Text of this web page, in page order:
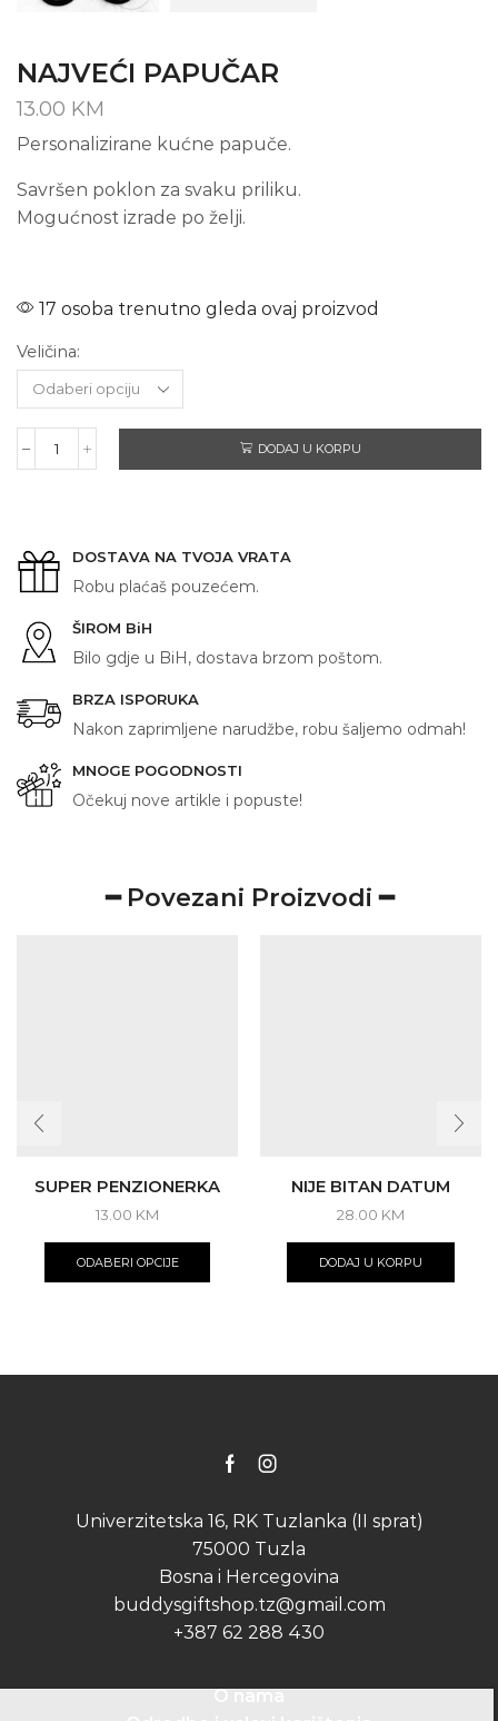
NAJVEĆI PAPUČAR
13.00 KM
Personalizirane kućne papuče.
Savršen poklon za svaku priliku.
Mogućnost izrade po želji.
17 osoba trenutno gleda ovaj proizvod
Veličina:
NAJVEĆI
DODAJ U KORPU
DOSTAVA NA TVOJA VRATA
Robu plaćaš pouzećem.
ŠIROM BiH
Bilo gdje u BiH, dostava brzom poštom.
BRZA ISPORUKA
Nakon zaprimljene narudžbe, robu šaljemo odmah!
MNOGE POGODNOSTI
Očekuj nove artikle i popuste!
━ Povezani Proizvodi ━
SUPER PENZIONERKA
13.00 KM
ODABERI OPCIJE
the
page
NIJE BITAN DATUM
28.00 KM
DODAJ U KORPU
FacebookInstagram
Univerzitetska 16, RK Tuzlanka (II sprat)
75000 Tuzla
Bosna i Hercegovina
buddysgiftshop.tz@gmail.com
+387 62 288 430
O nama